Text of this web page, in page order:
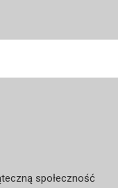
społeczność